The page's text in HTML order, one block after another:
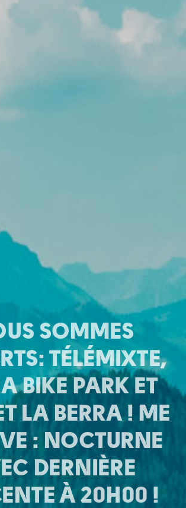
SOMMES
TÉLÉMIXTE,
BIKE PARK ET
LA BERRA ! ME
: NOCTURNE
DERNIÈRE
À 20H00 !
SOMMES
TÉLÉMIXTE,
BIKE PARK ET
LA BERRA ! ME
: NOCTURNE
DERNIÈRE
À 20H00 !
SOMMES
TÉLÉMIXTE,
BIKE PARK ET
LA BERRA ! ME
: NOCTURNE
DERNIÈRE
À 20H00 !